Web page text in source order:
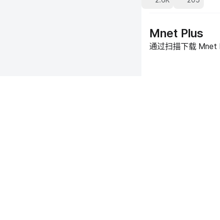
Mnet Plus
通过扫描下载 Mnet